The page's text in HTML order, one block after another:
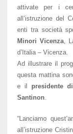
attivate per i
all’istruzione del
enti tra società
Minori Vicenza,
d’Italia – Vicenza.
Ad illustrare il
questa mattina
e il presidente
Santinon.
“Lanciamo
all’istruzione